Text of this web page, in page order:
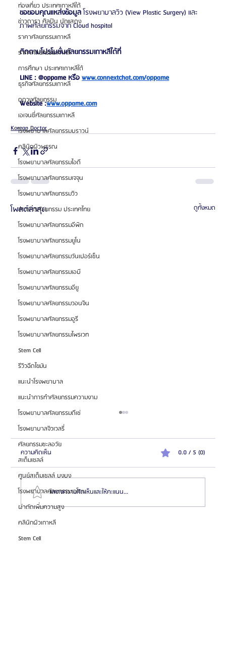
ท่องเที่ยว ประเทศเกาหลีใต้
ข่าวดารา ศิลปิน นักแสดง
ราคาศัลยกรรมเกาหลี
ราคาศัลยกรรมเกาหลี
การศึกษา ประเทศเกาหลีใต้
ธุรกิจศัลยกรรมเกาหลี
ดูดวงศัลยกรรม
เอเจนซี่ศัลยกรรมเกาหลี
โรงพยาบาลศัลยกรรมบราวน์
คลินิกผิวพรรณ
โรงพยาบาลศัลยกรรมไอดี
โรงพยาบาลศัลยกรรมเจจุน
โรงพยาบาลศัลยกรรมวิว
ข่าวสารศัลยกรรม ประเทศไทย
โรงพยาบาลศัลยกรรมอีพิก
โรงพยาบาลศัลยกรรมยูโน
โรงพยาบาลศัลยกรรมวันเปอร์เซ็น
โรงพยาบาลศัลยกรรมเอบี
โรงพยาบาลศัลยกรรมอียู
โรงพยาบาลศัลยกรรมวอนจิน
โรงพยาบาลศัลยกรรมอูรี
โรงพยาบาลศัลยกรรมไพรเวท
Stem Cell
รีวิวฉีดไขมัน
แนะนำโรงพยาบาล
แนะนำการทำศัลยกรรมความงาม
โรงพยาบาลศัลยกรรมดีเซ่
โรงพยาบาลจิวเวลรี่
ศัลยกรรมชะลอวัย
สเต็มเซลล์
ศูนย์สเต็มเซลล์ บงบง
โรงพยาบาลศัลยกรรมเอโตน
ผ่าตัดเพิ่มความสูง
คลินิกผิวเกาหลี
Stem Cell
ขอขอบคุณแหล่งข้อมูล โรงพยาบาลวิว (View Plastic Surgery) และ
ภาพศัลยกรรมจาก Cloud hospital
ติดตามโปรโมชั่นศัลยกรรมเกาหลีได้ที่
LINE : @oppame หรือwww.connextchat.com/oppame
Website :www.oppame.com
Korean Doctor
โพสต์ล่าสุด ดูทั้งหมด
หล่อปัง! (ไม่การตลาด) จากประสบการณ์ส่งเคสจริงกว่า
ความคิดเห็น 0.0 / 5 (0)
แสดงความคิดเห็นและให้คะแนน...